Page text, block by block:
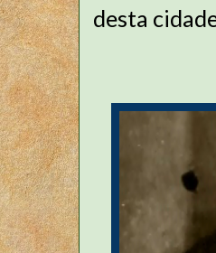
desta